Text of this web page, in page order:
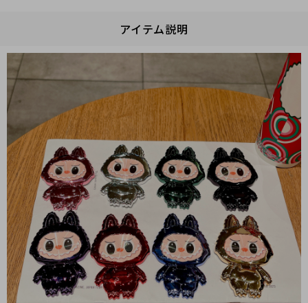
アイテム説明